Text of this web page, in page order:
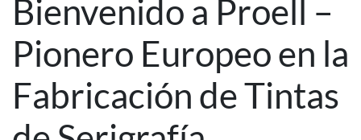
Pionero Europeo en la
Fabricación de Tintas
de Serigrafía